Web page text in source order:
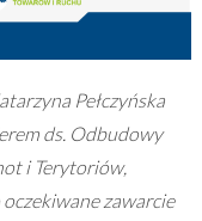
Pełczyńska
ds. Odbudowy
i Terytoriów,
oczekiwane zawarcie